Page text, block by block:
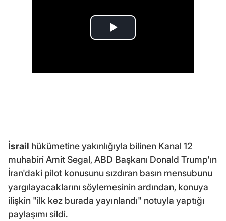
İsrail hükümetine yakınlığıyla bilinen Kanal 12
muhabiri Amit Segal, ABD Başkanı Donald Trump'ın
İran'daki pilot konusunu sızdıran basın mensubunu
yargılayacaklarını söylemesinin ardından, konuya
ilişkin "ilk kez burada yayınlandı" notuyla yaptığı
paylaşımı sildi.